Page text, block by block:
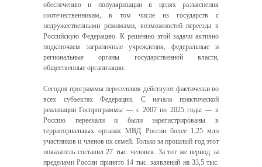
обеспечению и популяризации в целях разъяснения
соотечественникам, в том числе из государств с
недружественными режимами, возможностей переезда в
Российскую Федерацию. К решению этой задачи активно
подключаем заграничные учреждения, федеральные и
региональные органы государственной власти,
общественные организации.
Сегодня программы переселения действуют фактически во
всех субъектах Федерации. С начала практической
реализации Госпрограммы — с 2007 по 2025 годы — в
Россию переехали и были зарегистрированы в
территориальных органах МВД России более 1,25 млн
участников и членов их семей. Только за прошлый год этот
показатель составил 27 тыс. человек. За тот же период за
пределами России принято 14 тыс. заявлений на 33,5 тыс.